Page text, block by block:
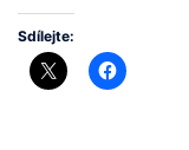
Sdílejte: